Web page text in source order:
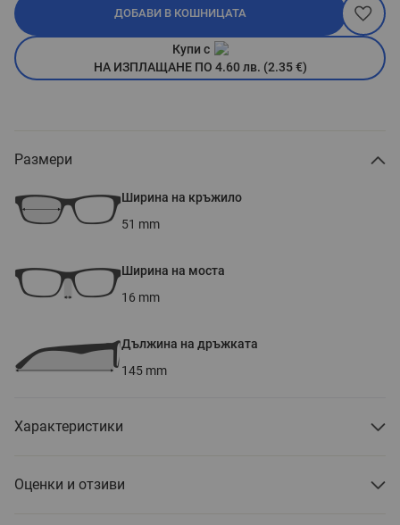
ДОБАВИ В КОШНИЦАТА
Купи с
НА ИЗПЛАЩАНЕ ПО 4.60 лв. (2.35 €)
Размери
Ширина на кръжило
51 mm
Ширина на моста
16 mm
Дължина на дръжката
145 mm
Характеристики
Оценки и отзиви